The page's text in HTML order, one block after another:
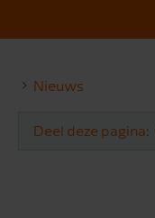
Nieuws
Deel deze pagina